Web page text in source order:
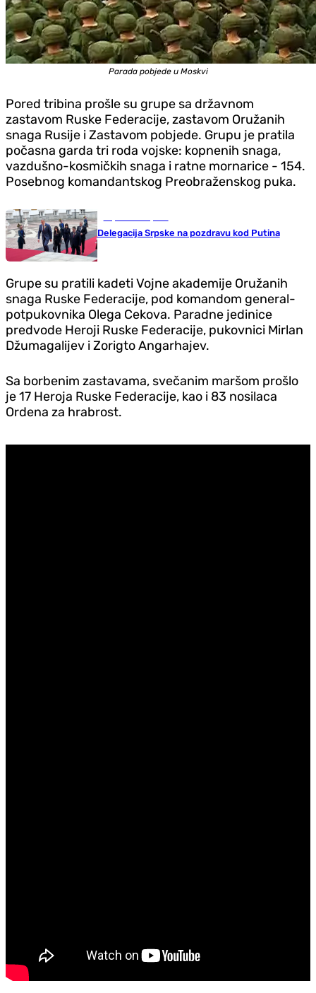
Parada pobjede u Moskvi
Pored tribina prošle su grupe sa državnom
zastavom Ruske Federacije, zastavom Oružanih
snaga Rusije i Zastavom pobjede. Grupu je pratila
počasna garda tri roda vojske: kopnenih snaga,
vazdušno-kosmičkih snaga i ratne mornarice - 154.
Posebnog komandantskog Preobraženskog puka.
Delegacija Srpske na pozdravu kod Putina
Grupe su pratili kadeti Vojne akademije Oružanih
snaga Ruske Federacije, pod komandom general-
potpukovnika Olega Cekova. Paradne jedinice
predvode Heroji Ruske Federacije, pukovnici Mirlan
Džumagalijev i Zorigto Angarhajev.
Sa borbenim zastavama, svečanim maršom prošlo
je 17 Heroja Ruske Federacije, kao i 83 nosilaca
Ordena za hrabrost.